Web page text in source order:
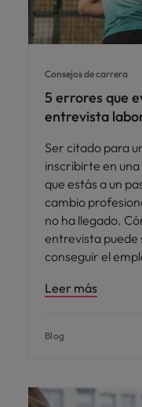
Consejos de carrera
5 errores que
entrevista
Ser citado para
inscribirte en
que estás a un
cambio
no ha llegado.
entrevista puede
conseguir el
Leer más
Blog